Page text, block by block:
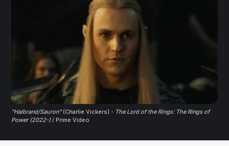
"Halbrand/Sauron" (Charlie Vickers) - The Lord of the Rings: The Rings of
Power (2022-) / Prime Video